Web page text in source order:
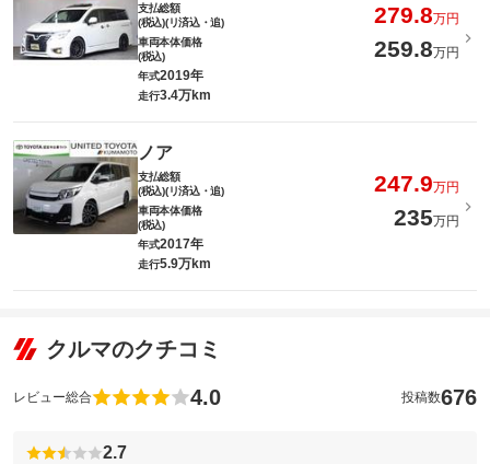
支払総額
(税込)(リ済込・追)
279.8万円
車両本体価格
(税込)
259.8万円
年式2019年
走行3.4万km
ノア
支払総額
(税込)(リ済込・追)
247.9万円
車両本体価格
(税込)
235万円
年式2017年
走行5.9万km
クルマのクチコミ
レビュー総合 4.0 投稿数676
2.7